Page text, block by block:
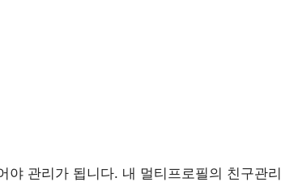
야 관리가 됩니다. 내 멀티프로필의 친구관리